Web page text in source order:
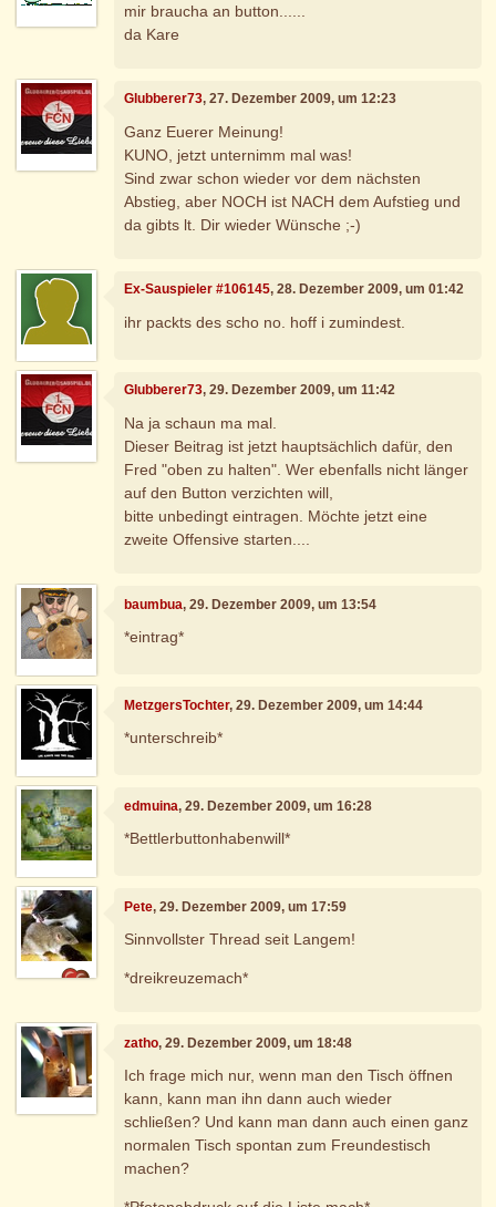
mir braucha an button......
da Kare
Glubberer73, 27. Dezember 2009, um 12:23
Ganz Euerer Meinung!
KUNO, jetzt unternimm mal was!
Sind zwar schon wieder vor dem nächsten
Abstieg, aber NOCH ist NACH dem Aufstieg und
da gibts lt. Dir wieder Wünsche ;-)
Ex-Sauspieler #106145, 28. Dezember 2009, um 01:42
ihr packts des scho no. hoff i zumindest.
Glubberer73, 29. Dezember 2009, um 11:42
Na ja schaun ma mal.
Dieser Beitrag ist jetzt hauptsächlich dafür, den
Fred "oben zu halten". Wer ebenfalls nicht länger
auf den Button verzichten will,
bitte unbedingt eintragen. Möchte jetzt eine
zweite Offensive starten....
baumbua, 29. Dezember 2009, um 13:54
*eintrag*
MetzgersTochter, 29. Dezember 2009, um 14:44
*unterschreib*
edmuina, 29. Dezember 2009, um 16:28
*Bettlerbuttonhabenwill*
Pete, 29. Dezember 2009, um 17:59
Sinnvollster Thread seit Langem!
*dreikreuzemach*
zatho, 29. Dezember 2009, um 18:48
Ich frage mich nur, wenn man den Tisch öffnen
kann, kann man ihn dann auch wieder
schließen? Und kann man dann auch einen ganz
normalen Tisch spontan zum Freundestisch
machen?